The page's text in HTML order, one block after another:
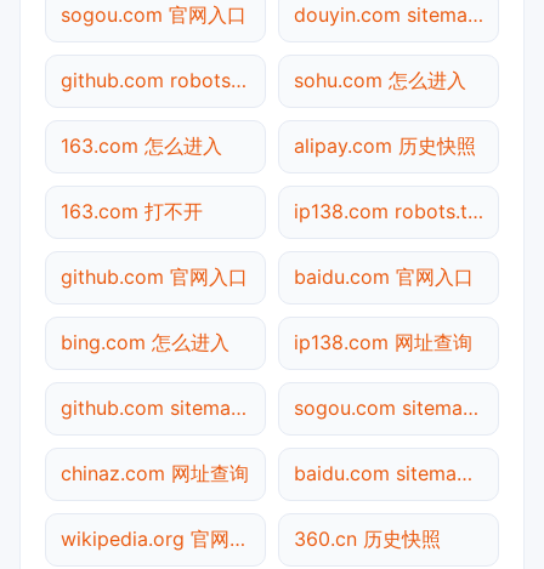
sogou.com 官网入口 douyin.com sitemap.xml检测
github.com robots.txt检测 sohu.com 怎么进入
163.com 怎么进入 alipay.com 历史快照
163.com 打不开 ip138.com robots.txt检测
github.com 官网入口 baidu.com 官网入口
bing.com 怎么进入 ip138.com 网址查询
github.com sitemap.xml检测 sogou.com sitemap.xml检测
chinaz.com 网址查询 baidu.com sitemap.xml检测
wikipedia.org 官网入口 360.cn 历史快照